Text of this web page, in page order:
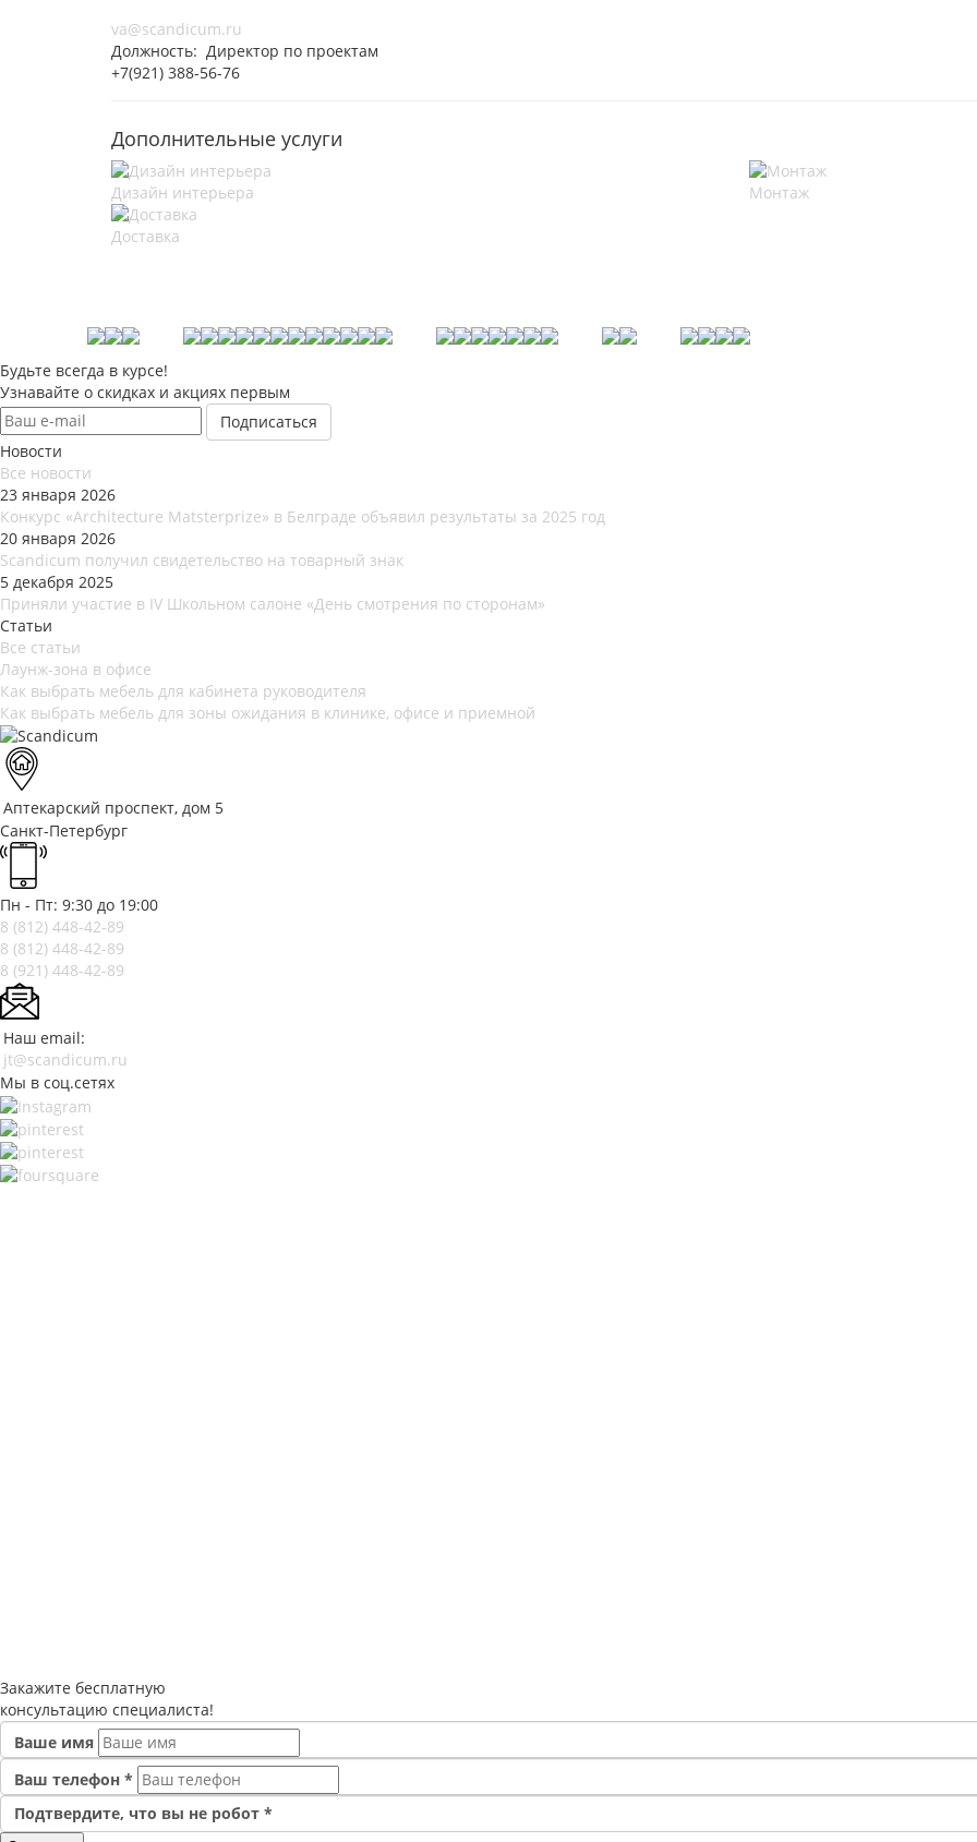
va@scandicum.ru
Должность: Директор по проектам
+7(921) 388-56-76
Дополнительные услуги
Дизайн интерьера Монтаж
Доставка
Будьте всегда в курсе!
Узнавайте о скидках и акциях первым
Новости
Все новости
23 января 2026
Конкурс «Architecture Matsterprize» в Белграде объявил результаты за 2025 год
20 января 2026
Scandicum получил свидетельство на товарный знак
5 декабря 2025
Приняли участие в IV Школьном салоне «День смотрения по сторонам»
Статьи
Все статьи
Лаунж-зона в офисе
Как выбрать мебель для кабинета руководителя
Как выбрать мебель для зоны ожидания в клинике, офисе и приемной
Аптекарский проспект, дом 5
Санкт-Петербург
Пн - Пт: 9:30 до 19:00
8 (812) 448-42-89
8 (812) 448-42-89
8 (921) 448-42-89
Наш email:
jt@scandicum.ru
Мы в соц.сетях
Закажите бесплатную
консультацию специалиста!
Ваше имя
Ваш телефон *
Подтвердите, что вы не робот *